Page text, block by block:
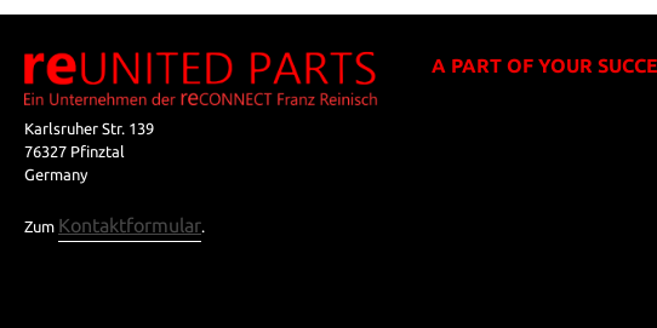
Karlsruher Str. 139
76327 Pfinztal
Germany
Zum Kontaktformular.
A PART OF YOUR